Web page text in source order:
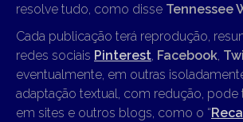
resolve tudo, como disse Tennessee
Cada publicação terá reprodução,
redes sociais Pinterest, Facebook,
eventualmente, em outras
adaptação textual, com redução, pode
em sites e outros blogs, como o “